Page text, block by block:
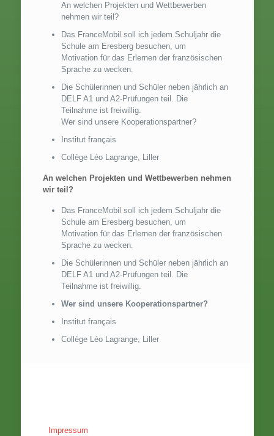
An welchen Projekten und Wettbewerben
nehmen wir teil?
Das FranceMobil soll ich jedem Schuljahr die
Schule am Eresberg besuchen, um
Motivation für das Erlernen der französischen
Sprache zu wecken.
Die Schülerinnen und Schüler neben jährlich an
DELF A1 und A2-Prüfungen teil. Die
Teilnahme ist freiwillig.
Wer sind unsere Kooperationspartner?
Institut français
Collège Léo Lagrange, Liller
An welchen Projekten und Wettbewerben nehmen
wir teil?
Das FranceMobil soll ich jedem Schuljahr die
Schule am Eresberg besuchen, um
Motivation für das Erlernen der französischen
Sprache zu wecken.
Die Schülerinnen und Schüler neben jährlich an
DELF A1 und A2-Prüfungen teil. Die
Teilnahme ist freiwillig.
Wer sind unsere Kooperationspartner?
Institut français
Collège Léo Lagrange, Liller
Impressum